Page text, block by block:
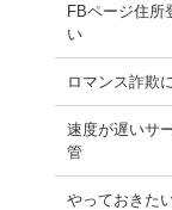
FBページ住所
い
ロマンス詐欺
速度が遅いサ
管
やっておきた